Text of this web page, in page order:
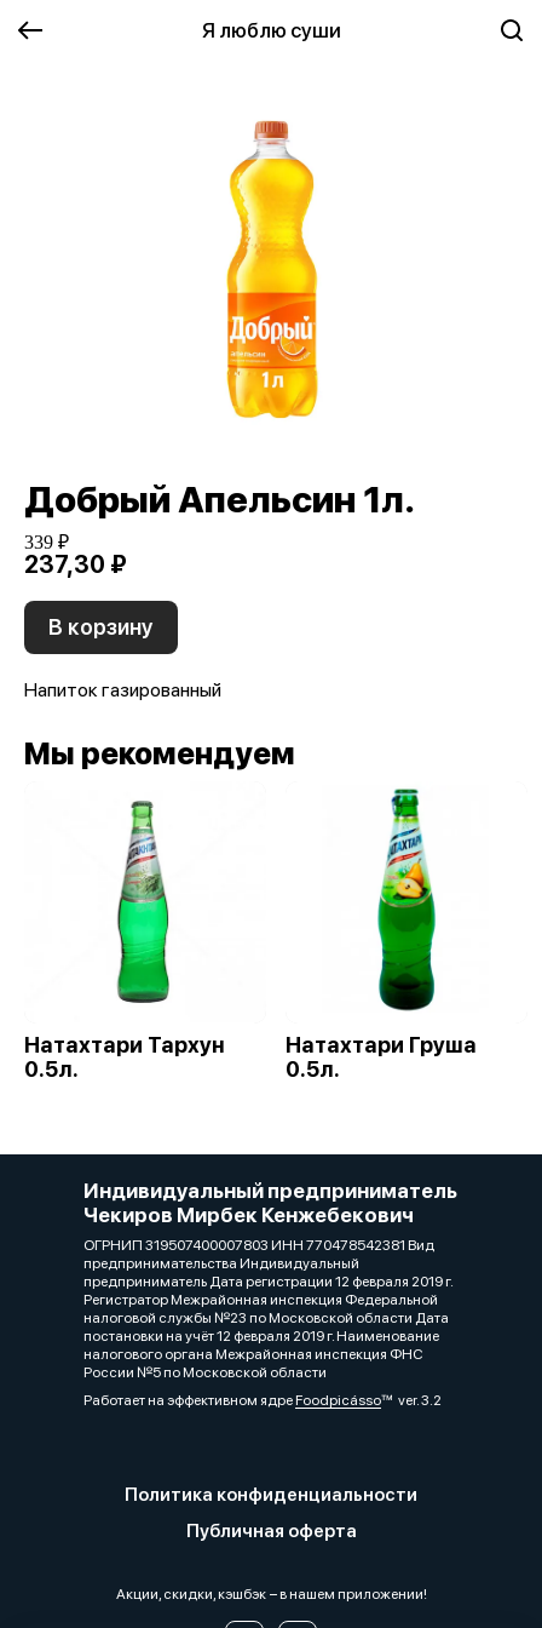
Я люблю суши
Добрый Апельсин 1л.
339 ₽
237,30 ₽
В корзину
Напиток газированный
Мы рекомендуем
Натахтари Тархун
0.5л.
Натахтари Груша
0.5л.
Индивидуальный предприниматель
Чекиров Мирбек Кенжебекович
ОГРНИП 319507400007803 ИНН 770478542381 Вид
предпринимательства Индивидуальный
предприниматель Дата регистрации 12 февраля 2019 г.
Регистратор Межрайонная инспекция Федеральной
налоговой службы №23 по Московской области Дата
постановки на учёт 12 февраля 2019 г. Наименование
налогового органа Межрайонная инспекция ФНС
России №5 по Московской области
Работает на эффективном ядреFoodpicássover. 3.2
Политика конфиденциальности
Публичная оферта
Акции, скидки, кэшбэк − в нашем приложении!